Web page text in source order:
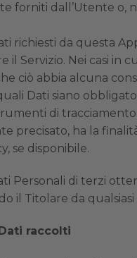
forniti dall’Utente
richiesti da questa
il Servizio. Nei casi
ciò abbia alcuna
Dati siano
di
precisato, ha la
se disponibile.
Personali di terzi
il Titolare da qualsiasi
raccolti